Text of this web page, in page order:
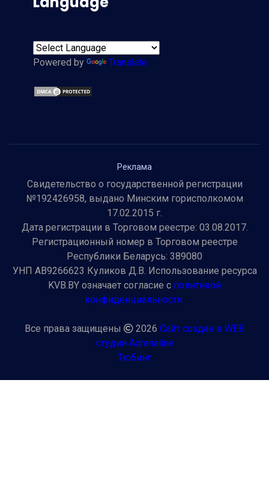
Powered by Translate
Реклама
Свидетельство о государственной регистрации
№192426958, выдано Минским горисполкомом
17.02.2015 г.
Дата регистрации в Торговом реестре: 03.08.2017.
Регистрационный номер в Торговом реестре
Республики Беларусь: 389080
УНП AB9266623 Куликов Д.В. Использование ресурса
KVB.BY означает согласие с политикой
конфиденциальности.
Все права защищены 2026 Сайт создан в WEB
студии Adrenaline
Тюбинг